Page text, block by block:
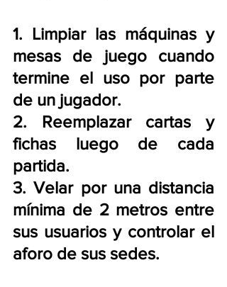
1. Limpiar las máquinas y
mesas de juego cuando
termine el uso por parte
de un jugador.
2. Reemplazar cartas y
fichas luego de cada
partida.
3. Velar por una distancia
mínima de 2 metros entre
sus usuarios y controlar el
aforo de sus sedes.